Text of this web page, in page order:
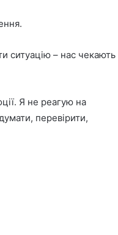
ситуацію – нас чекають
Я не реагую на
перевірити,